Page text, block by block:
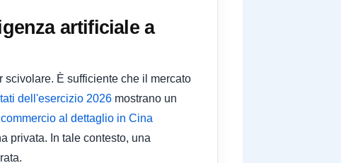
artificiale a
È sufficiente che il mercato
dell'esercizio 2026mostrano un
commercio al dettaglio in Cina
privata. In tale contesto, una